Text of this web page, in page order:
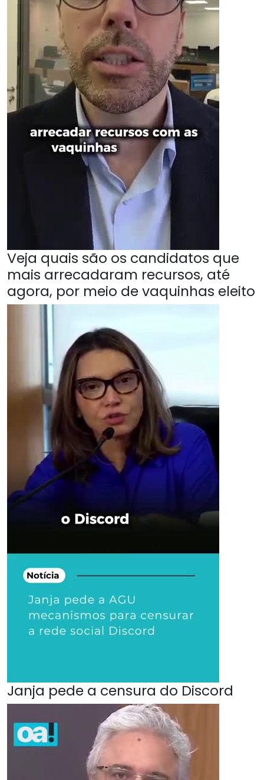
Veja quais são os candidatos que
mais arrecadaram recursos, até
agora, por meio de vaquinhas eleito
Janja pede a censura do Discord